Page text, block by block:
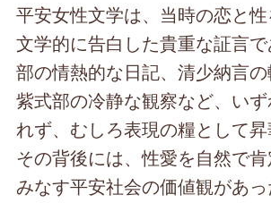
平安女性文学は、当時の恋と
文学的に告白した貴重な証言
部の情熱的な日記、清少納言の
紫式部の冷静な観察など、い
れず、むしろ表現の糧として昇
その背後には、性愛を自然で
みなす平安社会の価値観があ